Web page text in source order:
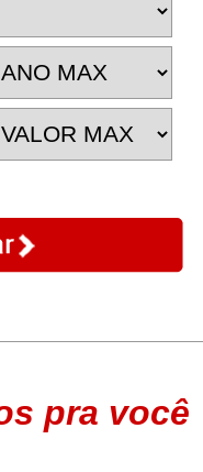
pra você